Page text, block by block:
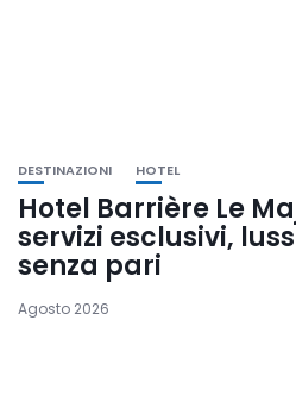
DESTINAZIONI HOTEL
Hotel Barrière Le
servizi esclusivi,
senza pari
Agosto 2026